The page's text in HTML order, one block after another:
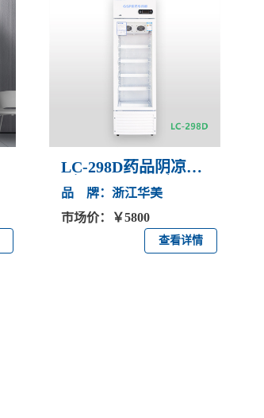
LC-298D药品阴凉箱
（2-8℃\8~20℃）
品 牌：浙江华美
市场价：￥5800
查看详情